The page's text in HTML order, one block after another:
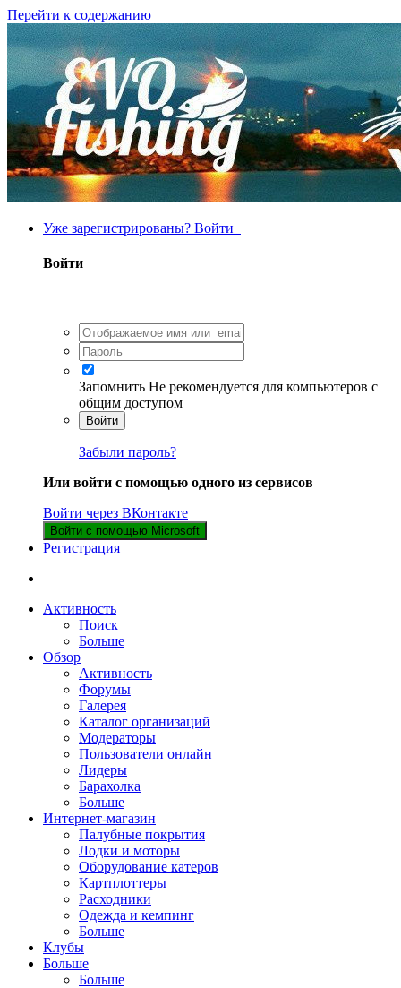
Перейти к содержанию
Уже зарегистрированы? Войти
Войти
Запомнить Не рекомендуется для компьютеров с
общим доступом
Войти
Забыли пароль?
Или войти с помощью одного из сервисов
Войти через ВКонтакте
Войти с помощью Microsoft
Регистрация
Активность
Поиск
Больше
Обзор
Активность
Форумы
Галерея
Каталог организаций
Модераторы
Пользователи онлайн
Лидеры
Барахолка
Больше
Интернет-магазин
Палубные покрытия
Лодки и моторы
Оборудование катеров
Картплоттеры
Расходники
Одежда и кемпинг
Больше
Клубы
Больше
Больше